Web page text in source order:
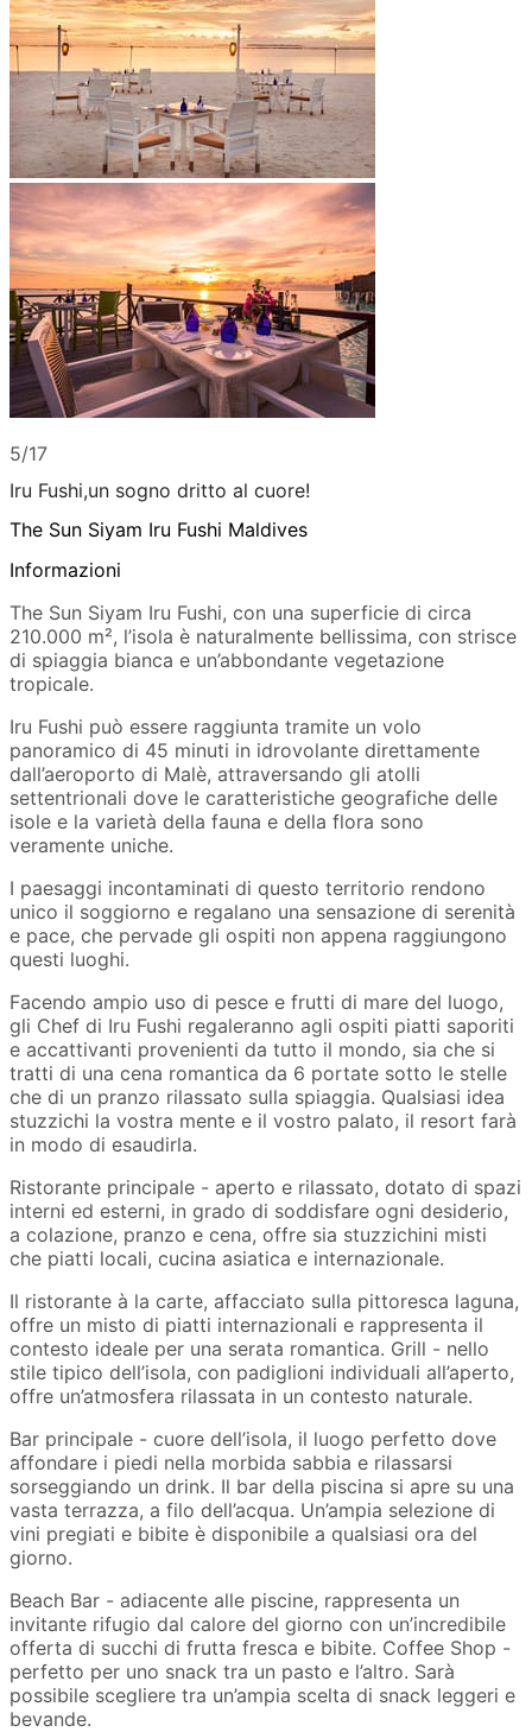
5/17
Iru Fushi,un sogno dritto al cuore!
The Sun Siyam Iru Fushi Maldives
Informazioni
The Sun Siyam Iru Fushi, con una superficie di circa
210.000 m², l’isola è naturalmente bellissima, con strisce
di spiaggia bianca e un’abbondante vegetazione
tropicale.
Iru Fushi può essere raggiunta tramite un volo
panoramico di 45 minuti in idrovolante direttamente
dall’aeroporto di Malè, attraversando gli atolli
settentrionali dove le caratteristiche geografiche delle
isole e la varietà della fauna e della flora sono
veramente uniche.
I paesaggi incontaminati di questo territorio rendono
unico il soggiorno e regalano una sensazione di serenità
e pace, che pervade gli ospiti non appena raggiungono
questi luoghi.
Facendo ampio uso di pesce e frutti di mare del luogo,
gli Chef di Iru Fushi regaleranno agli ospiti piatti saporiti
e accattivanti provenienti da tutto il mondo, sia che si
tratti di una cena romantica da 6 portate sotto le stelle
che di un pranzo rilassato sulla spiaggia. Qualsiasi idea
stuzzichi la vostra mente e il vostro palato, il resort farà
in modo di esaudirla.
Ristorante principale - aperto e rilassato, dotato di spazi
interni ed esterni, in grado di soddisfare ogni desiderio,
a colazione, pranzo e cena, offre sia stuzzichini misti
che piatti locali, cucina asiatica e internazionale.
Il ristorante à la carte, affacciato sulla pittoresca laguna,
offre un misto di piatti internazionali e rappresenta il
contesto ideale per una serata romantica. Grill - nello
stile tipico dell’isola, con padiglioni individuali all’aperto,
offre un’atmosfera rilassata in un contesto naturale.
Bar principale - cuore dell’isola, il luogo perfetto dove
affondare i piedi nella morbida sabbia e rilassarsi
sorseggiando un drink. Il bar della piscina si apre su una
vasta terrazza, a filo dell’acqua. Un’ampia selezione di
vini pregiati e bibite è disponibile a qualsiasi ora del
giorno.
Beach Bar - adiacente alle piscine, rappresenta un
invitante rifugio dal calore del giorno con un’incredibile
offerta di succhi di frutta fresca e bibite. Coffee Shop -
perfetto per uno snack tra un pasto e l’altro. Sarà
possibile scegliere tra un’ampia scelta di snack leggeri e
bevande.